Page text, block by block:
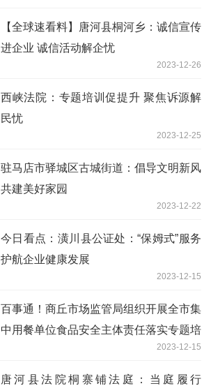
【全球速看料】唐河县桐河乡：诚信宣传
进企业 诚信活动解企忧
2023-12-26
西峡法院：专题培训促提升 聚焦诉源解
民忧
2023-12-25
驻马店市驿城区古城街道：倡导文明新风
共建美好家园
2023-12-22
今日看点：​潢川县公证处：“保姆式”服务
护航企业健康发展
2023-12-15
百事通！商丘市场监管局组织开展全市集
中用餐单位食品安全主体责任落实专题培
2023-12-15
唐河县法院桐寨铺法庭：当庭履行